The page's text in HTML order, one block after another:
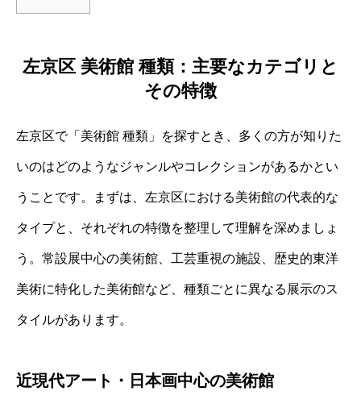
左京区 美術館 種類：主要なカテゴリと
その特徴
左京区で「美術館 種類」を探すとき、多くの方が知りた
いのはどのようなジャンルやコレクションがあるかとい
うことです。まずは、左京区における美術館の代表的な
タイプと、それぞれの特徴を整理して理解を深めましょ
う。常設展中心の美術館、工芸重視の施設、歴史的東洋
美術に特化した美術館など、種類ごとに異なる展示のス
タイルがあります。
近現代アート・日本画中心の美術館